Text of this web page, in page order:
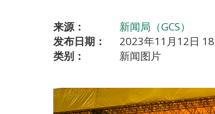
来源：
新闻局（GCS）
发布日期：
2023年11月12日
类别：
新闻图片